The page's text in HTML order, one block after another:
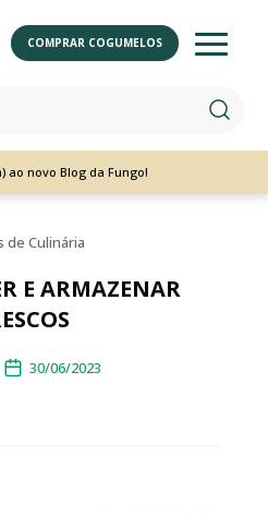
COMPRAR COGUMELOS
ao novo Blog da Fungo!
de Culinária
E ARMAZENAR
30/06/2023